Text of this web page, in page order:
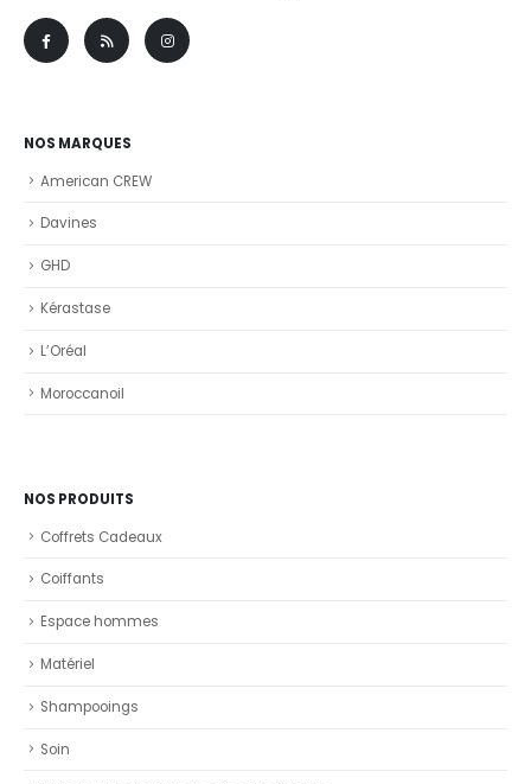
NOS MARQUES
American CREW
Davines
GHD
Kérastase
L’Oréal
Moroccanoil
NOS PRODUITS
Coffrets Cadeaux
Coiffants
Espace hommes
Matériel
Shampooings
Soin